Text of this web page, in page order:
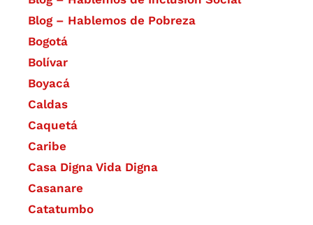
Blog – Hablemos de Pobreza
Bogotá
Bolívar
Boyacá
Caldas
Caquetá
Caribe
Casa Digna Vida Digna
Casanare
Catatumbo